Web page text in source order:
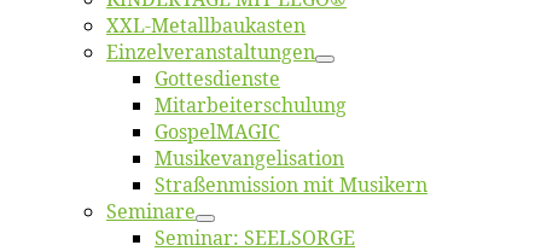
XXL-Me­­tal­l­­bau­­kas­­ten
Einzelver­an­stal­tungen
Got­tes­diens­te
Mitarbeiter­schulung
Gos­pel­MA­GIC
Musikevan­ge­li­sa­tion
Straßenmis­sion mit Musikern
Se­mi­na­re
Se­mi­nar: SEELSORGE